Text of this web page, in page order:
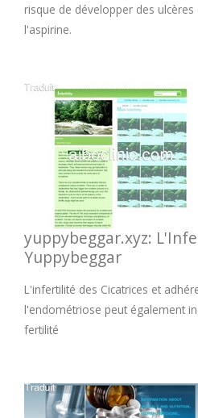
risque de développer des
l'aspirine.
yuppybeggar.xyz:
Yuppybeggar
L'infertilité des Cicatrices et
l'endométriose peut également
fertilité